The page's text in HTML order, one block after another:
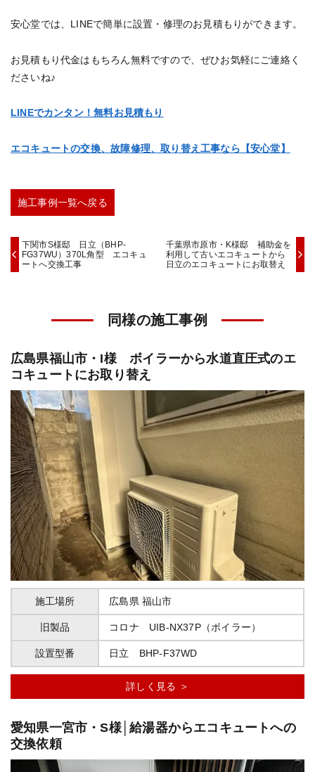
安心堂では、LINEで簡単に設置・修理のお見積もりができます。
お見積もり代金はもちろん無料ですので、ぜひお気軽にご連絡く
ださいね♪
LINEでカンタン！無料お見積もり
エコキュートの交換、故障修理、取り替え工事なら【安心堂】
施工事例一覧へ戻る
下関市S様邸 日立（BHP-
FG37WU）370L角型 エコキュ
ートへ交換工事
千葉県市原市・K様邸 補助金を
利用して古いエコキュートから
日立のエコキュートにお取替え
同様の施工事例
広島県福山市・I様 ボイラーから水道直圧式のエ
コキュートにお取り替え
施工場所 広島県 福山市
旧製品 コロナ UIB-NX37P（ボイラー）
設置型番 日立 BHP-F37WD
詳しく見る ＞
愛知県一宮市・S様│給湯器からエコキュートへの
交換依頼